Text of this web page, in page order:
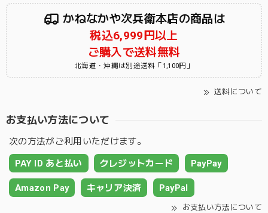
かねなかや次兵衛本店の商品は
税込6,999円以上
ご購入で送料無料
北海道・沖縄は別途送料「1,100円」
送料について
お支払い方法について
次の方法がご利用いただけます。
PAY ID あと払い クレジットカード PayPay
Amazon Pay キャリア決済 PayPal
お支払い方法について